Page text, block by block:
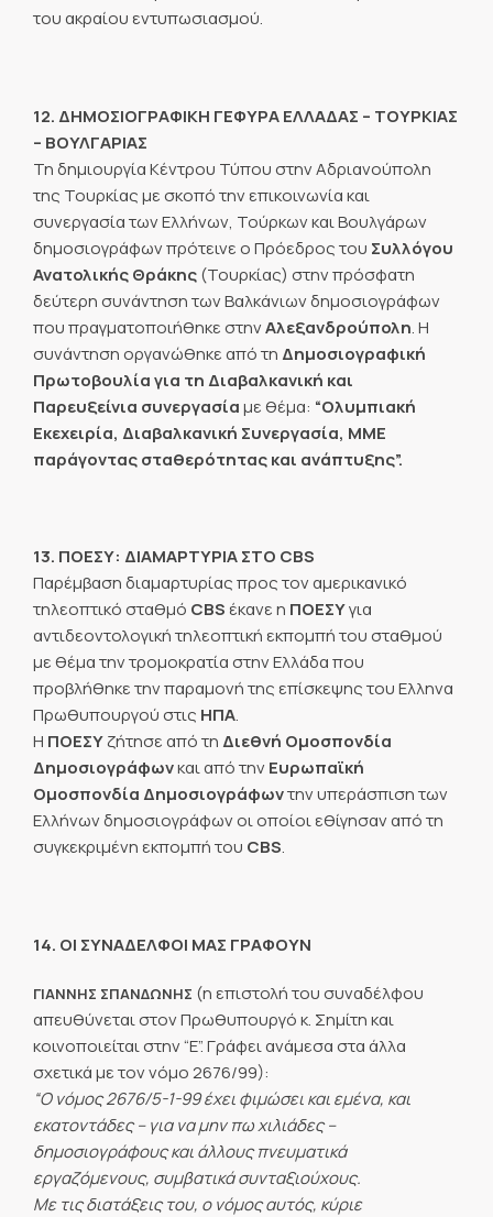
του ακραίου εντυπωσιασμού.
12. ΔΗΜΟΣΙΟΓΡΑΦΙΚΗ ΓΕΦΥΡΑ ΕΛΛΑΔΑΣ – ΤΟΥΡΚΙΑΣ
– ΒΟΥΛΓΑΡΙΑΣ
Τη δημιουργία Κέντρου Τύπου στην Αδριανούπολη
της Τουρκίας με σκοπό την επικοινωνία και
συνεργασία των Ελλήνων, Τούρκων και Βουλγάρων
δημοσιογράφων πρότεινε ο Πρόεδρος του Συλλόγου
Ανατολικής Θράκης(Τουρκίας) στην πρόσφατη
δεύτερη συνάντηση των Βαλκάνιων δημοσιογράφων
που πραγματοποιήθηκε στηνΑλεξανδρούπολη. Η
συνάντηση οργανώθηκε από τη Δημοσιογραφική
Πρωτοβουλία για τη Διαβαλκανική και
Παρευξείνια συνεργασίαμε θέμα: “Ολυμπιακή
Εκεχειρία, Διαβαλκανική Συνεργασία, ΜΜΕ
παράγοντας σταθερότητας και ανάπτυξης”.
13. ΠΟΕΣΥ: ΔΙΑΜΑΡΤΥΡΙΑ ΣΤΟ CBS
Παρέμβαση διαμαρτυρίας προς τον αμερικανικό
τηλεοπτικό σταθμό CBSέκανε η ΠΟΕΣΥγια
αντιδεοντολογική τηλεοπτική εκπομπή του σταθμού
με θέμα την τρομοκρατία στην Ελλάδα που
προβλήθηκε την παραμονή της επίσκεψης του Ελληνα
Πρωθυπουργού στις ΗΠΑ.
Η ΠΟΕΣΥζήτησε από τη Διεθνή Ομοσπονδία
Δημοσιογράφωνκαι από τηνΕυρωπαϊκή
Ομοσπονδία Δημοσιογράφωντην υπεράσπιση των
Ελλήνων δημοσιογράφων οι οποίοι εθίγησαν από τη
συγκεκριμένη εκπομπή του CBS.
14. ΟΙ ΣΥΝΑΔΕΛΦΟΙ ΜΑΣ ΓΡΑΦΟΥΝ
ΓΙΑΝΝΗΣ ΣΠΑΝΔΩΝΗΣ (η επιστολή του συναδέλφου
απευθύνεται στον Πρωθυπουργό κ. Σημίτη και
κοινοποιείται στην “Ε”. Γράφει ανάμεσα στα άλλα
σχετικά με τον νόμο 2676/99):
“Ο νόμος 2676/5-1-99 έχει φιμώσει και εμένα, και
εκατοντάδες – για να μην πω χιλιάδες –
δημοσιογράφους και άλλους πνευματικά
εργαζόμενους, συμβατικά συνταξιούχους.
Με τις διατάξεις του, ο νόμος αυτός, κύριε